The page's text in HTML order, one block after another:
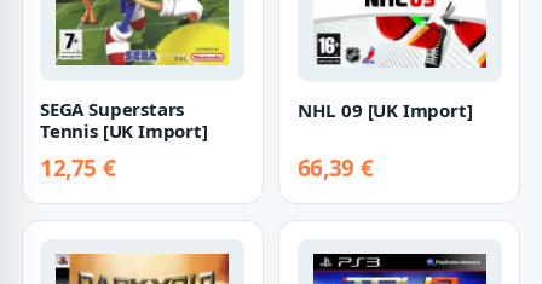
SEGA Superstars
Tennis [UK Import]
12,75 €
NHL 09 [UK Import]
66,39 €